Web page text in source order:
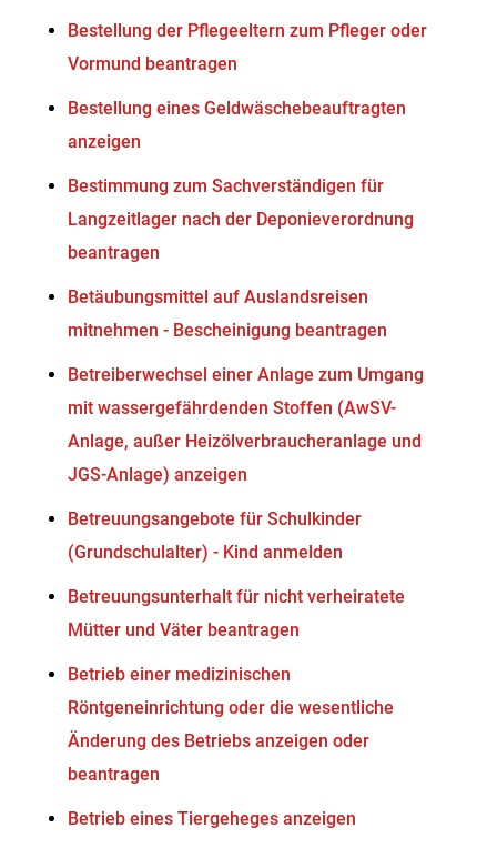
Bestellung der Pflegeeltern zum Pfleger oder
Vormund beantragen
Bestellung eines Geldwäschebeauftragten
anzeigen
Bestimmung zum Sachverständigen für
Langzeitlager nach der Deponieverordnung
beantragen
Betäubungsmittel auf Auslandsreisen
mitnehmen - Bescheinigung beantragen
Betreiberwechsel einer Anlage zum Umgang
mit wassergefährdenden Stoffen (AwSV-
Anlage, außer Heizölverbraucheranlage und
JGS-Anlage) anzeigen
Betreuungsangebote für Schulkinder
(Grundschulalter) - Kind anmelden
Betreuungsunterhalt für nicht verheiratete
Mütter und Väter beantragen
Betrieb einer medizinischen
Röntgeneinrichtung oder die wesentliche
Änderung des Betriebs anzeigen oder
beantragen
Betrieb eines Tiergeheges anzeigen